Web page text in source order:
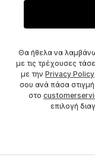
Θα ήθελα να
με τις τρέχουσες
με την Privacy Policy
σου ανά πάσα
στο
επιλογή